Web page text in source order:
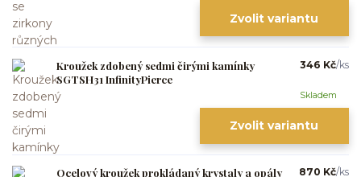
Zvolit variantu
Kroužek zdobený sedmi čirými kamínky
SGTSH31 InfinityPierce
346 Kč/ks
Skladem
Zvolit variantu
Ocelový kroužek prokládaný krystaly a opály 870 Kč/ks